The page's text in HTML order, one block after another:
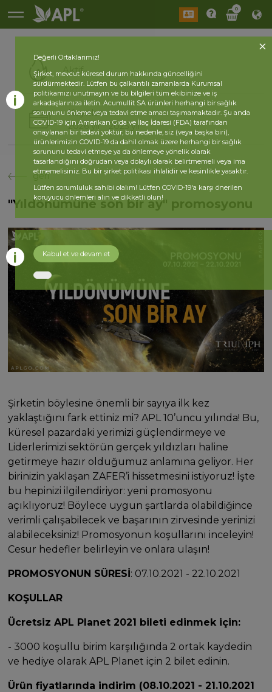
0
Aktif
Kayıtlar
2026 yıl 2025 yıl
geri
"Yıldönümüne son bir ay" promosyonu
Şirketin böylesine önemli bir sayıya ilk kez
yaklaştığını fark ettiniz mi? APL 10’uncu yılında! Bu,
küresel pazardaki yerimizi güçlendirmeye ve
Liderlerimizi sektörün gerçek yıldızları haline
getirmeye hazır olduğumuz anlamına geliyor. Her
birinizin yaklaşan ZAFER’i hissetmesini istiyoruz! İşte
bu hepinizi ilgilendiriyor: yeni promosyonu
açıklıyoruz! Böylece uygun şartlarda olabildiğince
verimli çalışabilecek ve başarının zirvesinde yerinizi
alabileceksiniz! Promosyonun koşullarını inceleyin!
Cesur hedefler belirleyin ve onlara ulaşın!
PROMOSYONUN SÜRESİ: 07.10.2021 - 22.10.2021
KOŞULLAR
Ücretsiz APL Planet 2021 bileti edinmek için:
- 3000 koşullu birim karşılığında 2 ortak kaydedin
ve hediye olarak APL Planet için 2 bilet edinin.
Ürün fiyatlarında indirim (08.10.2021 - 21.10.2021
Değerli Ortaklarımız!
Şirket, mevcut küresel durum hakkında güncelliğini
sürdürmektedir. Lütfen bu çalkantılı zamanlarda Kurumsal
politikamızı unutmayın ve bu bilgileri tüm ekibinize ve iş
arkadaşlarınıza iletin. Acumullit SA ürünleri herhangi bir sağlık
sorununu önleme veya tedavi etme amacı taşımamaktadır. Şu anda
COVID-19 için Amerikan Gıda ve İlaç İdaresi (FDA) tarafından
onaylanan bir tedavi yoktur; bu nedenle, siz (veya başka biri),
ürünlerimizin COVID-19 da dahil olmak üzere herhangi bir sağlık
sorununu tedavi etmeye ya da önlemeye yönelik olarak
tasarlandığını doğrudan veya dolaylı olarak belirtmemeli veya ima
etmemelisiniz. Bu bir şirket politikası ihlalidir ve kesinlikle yasaktır.
Lütfen sorumluluk sahibi olalım! Lütfen COVID-19'a karşı önerilen
koruyucu önlemleri alın ve dikkatli olun!
Kabul et ve devam et